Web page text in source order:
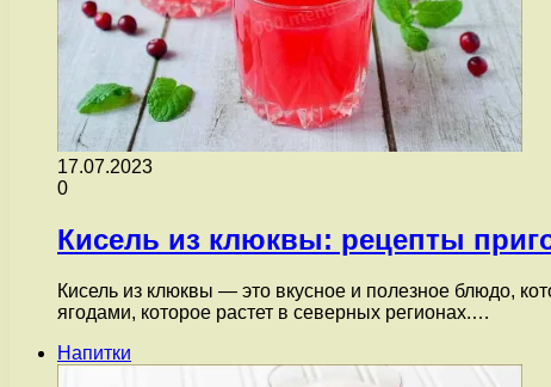
17.07.2023
0
Кисель из клюквы: рецепты
Кисель из клюквы — это вкусное и полезное блюдо,
ягодами, которое растет в северных регионах.…
Напитки